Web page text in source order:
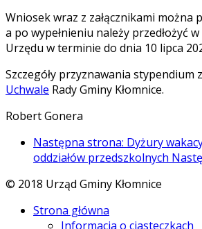
Wniosek wraz z załącznikami można
a po wypełnieniu należy przedłożyć
Urzędu w terminie do dnia 10 lipca
Szczegóły przyznawania stypendium
Uchwale Rady Gminy Kłomnice.
Robert Gonera
Następna strona: Dyżury
oddziałów przedszkolnych
© 2018 Urząd Gminy Kłomnice
Strona główna
Informacja o ciasteczkach